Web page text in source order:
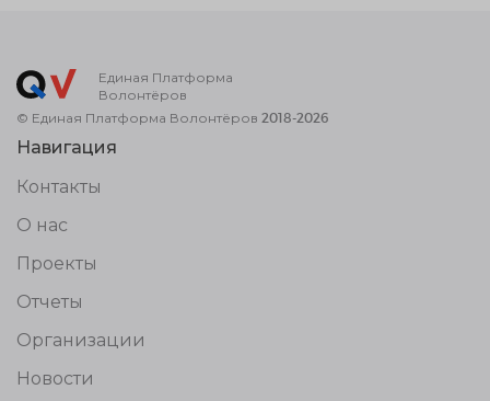
Единая Платформа
Волонтёров
© Единая Платформа Волонтёров 2018-2026
Навигация
Контакты
О нас
Проекты
Отчеты
Организации
Новости